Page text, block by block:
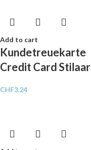
Add to cart
Kundetreuekarte
Credit Card Stilaar
CHF3.24